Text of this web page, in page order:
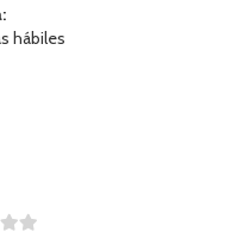
hábiles